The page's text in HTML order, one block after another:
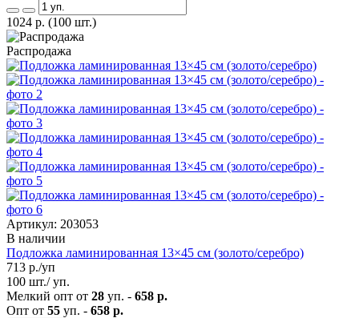
1024 р. (100 шт.)
Распродажа
Артикул: 203053
В наличии
Подложка ламинированная 13×45 см (золото/серебро)
713 р./уп
100 шт./ уп.
Мелкий опт от 28 уп. - 658 р.
Опт от 55 уп. - 658 р.